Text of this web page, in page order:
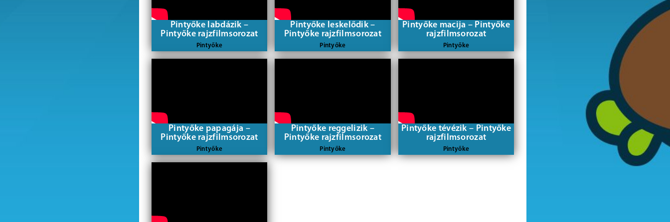
Pintyőke labdázik –
Pintyőke rajzfilmsorozat
Pintyőke
Pintyőke leskelődik –
Pintyőke rajzfilmsorozat
Pintyőke
Pintyőke macija – Pintyőke
rajzfilmsorozat
Pintyőke
Pintyőke papagája –
Pintyőke rajzfilmsorozat
Pintyőke
Pintyőke reggelizik –
Pintyőke rajzfilmsorozat
Pintyőke
Pintyőke tévézik – Pintyőke
rajzfilmsorozat
Pintyőke